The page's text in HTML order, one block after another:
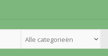
Alle categorieën